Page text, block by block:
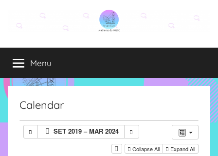
conteúdo
Grupo
Elza
Elza
é
formado
alunas,
funcionárias
Menu
Calendar
SET 2019 – MAR 2024
Collapse All Expand All